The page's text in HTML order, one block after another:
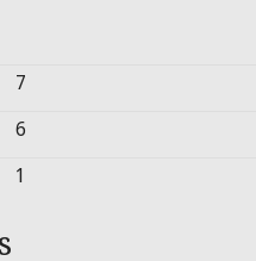
7
6
1